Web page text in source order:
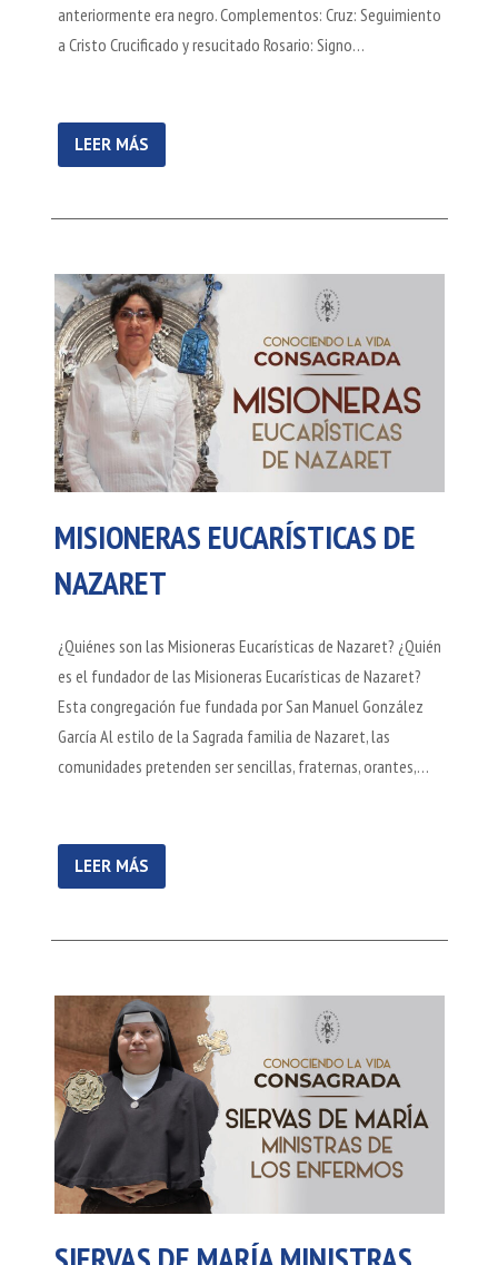
anteriormente era negro. Complementos: Cruz: Seguimiento
a Cristo Crucificado y resucitado Rosario: Signo…
LEER MÁS
MISIONERAS EUCARÍSTICAS DE
NAZARET
¿Quiénes son las Misioneras Eucarísticas de Nazaret? ¿Quién
es el fundador de las Misioneras Eucarísticas de Nazaret?
Esta congregación fue fundada por San Manuel González
García Al estilo de la Sagrada familia de Nazaret, las
comunidades pretenden ser sencillas, fraternas, orantes,…
LEER MÁS